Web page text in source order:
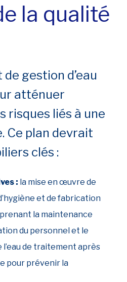
la qualité
gestion d’eau
atténuer
risques liés à une
Ce plan devrait
clés :
: la mise en œuvre de
et de fabrication
la maintenance
du personnel et le
de traitement après
pour prévenir la